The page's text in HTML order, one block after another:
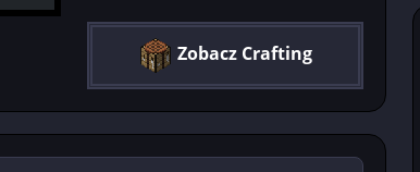
Zobacz Crafting